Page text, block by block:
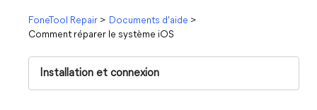
FoneTool Repair > Documents d'aide >
Comment réparer le système iOS
Installation et connexion